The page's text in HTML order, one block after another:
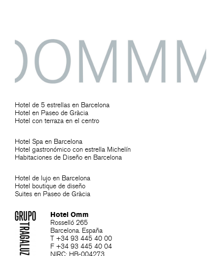
Hotel de 5 estrellas en Barcelona
Hotel en Paseo de Gràcia
Hotel con terraza en el centro
Hotel Spa en Barcelona
Hotel gastronómico con estrella Michelín
Habitaciones de Diseño en Barcelona
Hotel de lujo en Barcelona
Hotel boutique de diseño
Suites en Paseo de Gràcia
Hotel Omm
Rosselló 265
Barcelona. España
T +34 93 445 40 00
F +34 93 445 40 04